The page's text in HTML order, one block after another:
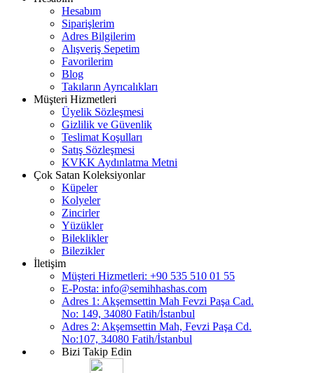
Hesabım
Siparişlerim
Adres Bilgilerim
Alışveriş Sepetim
Favorilerim
Blog
Takıların Ayrıcalıkları
Müşteri Hizmetleri
Üyelik Sözleşmesi
Gizlilik ve Güvenlik
Teslimat Koşulları
Satış Sözleşmesi
KVKK Aydınlatma Metni
Çok Satan Koleksiyonlar
Küpeler
Kolyeler
Zincirler
Yüzükler
Bileklikler
Bilezikler
İletişim
Müşteri Hizmetleri: +90 535 510 01 55
E-Posta: info@semihhashas.com
Adres 1: Akşemsettin Mah Fevzi Paşa Cad.
No: 149, 34080 Fatih/İstanbul
Adres 2: Akşemsettin Mah, Fevzi Paşa Cd.
No:107, 34080 Fatih/İstanbul
Bizi Takip Edin